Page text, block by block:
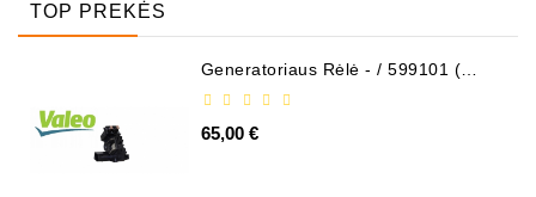
TOP PREKĖS
Generatoriaus Rėlė - / 599101 (
65,00 €